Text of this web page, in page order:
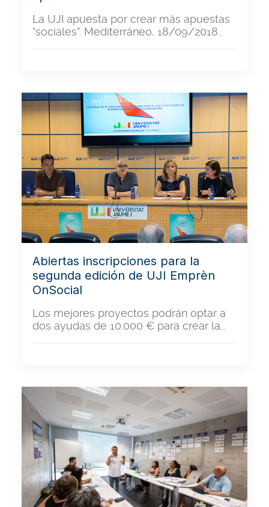
La UJI apuesta por crear más apuestas
"sociales". Mediterráneo, 18/09/2018…
Abiertas inscripciones para la
segunda edición de UJI Emprèn
OnSocial
Los mejores proyectos podrán optar a
dos ayudas de 10.000 € para crear la…